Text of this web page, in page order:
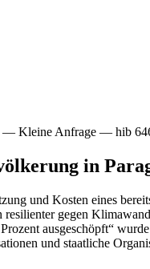
— Kleine Anfrage — hib
in
und Kosten eines
gegen
ausgeschöpft“
und staatliche